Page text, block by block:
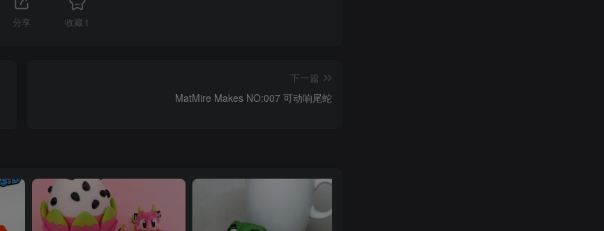
分享 收藏 1
下一篇
MatMire Makes NO:007 可动响尾蛇